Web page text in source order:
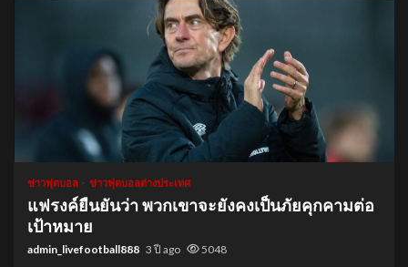
1 min read
ข่าวฟุตบอล ข่าวฟุตบอลต่างประเทศ
แฟรงค์ยืนยันว่า พวกเขาจะยังคงเป็นภัยคุกคามต่อ
เป้าหมาย
admin_livefootball888 3 ปี ago 5048